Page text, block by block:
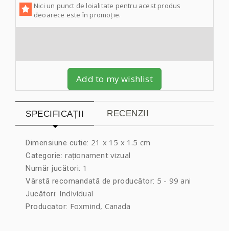
Nici un punct de loialitate pentru acest produs
deoarece este în promoție.
Add to my wishlist
SPECIFICAȚII RECENZII
Dimensiune cutie: 21 x 15 x 1.5 cm
Categorie: raționament vizual
Număr jucători: 1
Vârstă recomandată de producător: 5 - 99 ani
Jucători: Individual
Producator: Foxmind, Canada